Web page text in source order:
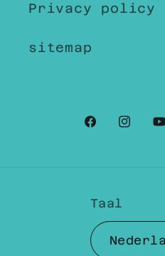
Privacy policy
sitemap
Facebook
Taal